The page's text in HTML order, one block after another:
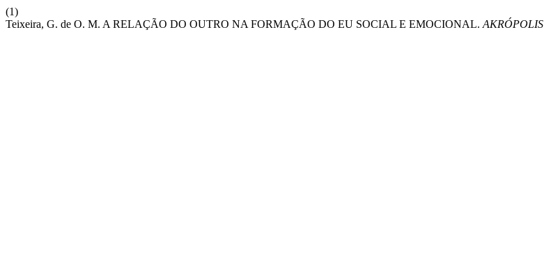
(1)
Teixeira, G. de O. M. A RELAÇÃO DO OUTRO NA FORMAÇÃO DO EU SOCIAL E EMOCIONAL. AKRÓPOLIS